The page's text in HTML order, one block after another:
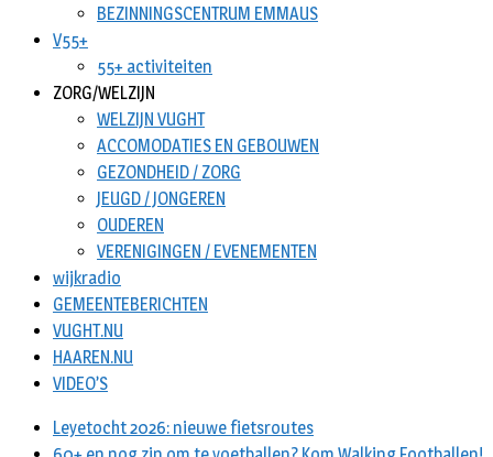
BEZINNINGSCENTRUM EMMAUS
V55+
55+ activiteiten
ZORG/WELZIJN
WELZIJN VUGHT
ACCOMODATIES EN GEBOUWEN
GEZONDHEID / ZORG
JEUGD / JONGEREN
OUDEREN
VERENIGINGEN / EVENEMENTEN
wijkradio
GEMEENTEBERICHTEN
VUGHT.NU
HAAREN.NU
VIDEO’S
Leyetocht 2026: nieuwe fietsroutes